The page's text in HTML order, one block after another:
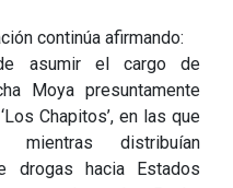
continúa afirmando:
asumir el cargo de
Moya presuntamente
Chapitos’, en las que
mientras distribuían
drogas hacia Estados